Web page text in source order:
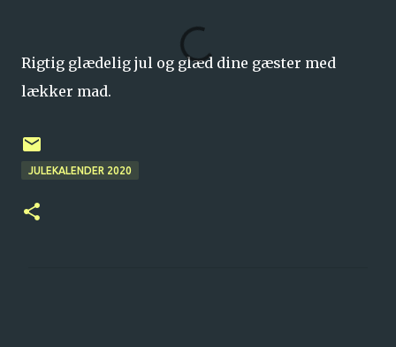
Rigtig glædelig jul og glæd dine gæster med
lækker mad.
JULEKALENDER 2020